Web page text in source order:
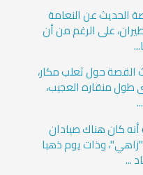
الحديث عن النعامة
على الرغم من أن
القصة حول ثعلب مكار،
طول منقاره العجيب،
أنه كان هناك صيادان
وذات يوم ذهبا
...